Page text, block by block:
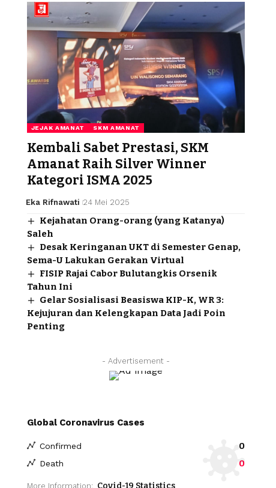
JEJAK AMANAT SKM AMANAT
Kembali Sabet Prestasi, SKM
Amanat Raih Silver Winner
Kategori ISMA 2025
Eka Rifnawati 24 Mei 2025
Kejahatan Orang-orang (yang Katanya)
Saleh
Desak Keringanan UKT di Semester Genap,
Sema-U Lakukan Gerakan Virtual
FISIP Rajai Cabor Bulutangkis Orsenik
Tahun Ini
Gelar Sosialisasi Beasiswa KIP-K, WR 3:
Kejujuran dan Kelengkapan Data Jadi Poin
Penting
- Advertisement -
Global Coronavirus Cases
Confirmed 0
Death 0
More Information: Covid-19 Statistics